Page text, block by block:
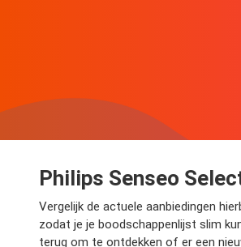
Philips Senseo
Vergelijk de actuele aanbiedingen
zodat je je boodschappenlijst slim
terug om te ontdekken of er een